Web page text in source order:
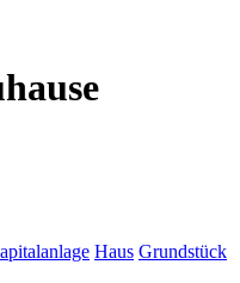
Haus Grundstück